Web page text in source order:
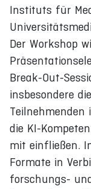
Instituts für
Der Workshop
Break-Out-
insbesondere
die KI-
mit einfließen.
Formate in
forschungs-